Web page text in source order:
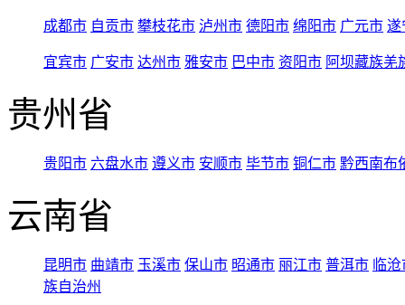
成都市 自贡市 攀枝花市 泸州市 德阳市 绵阳市 广元市 遂
宜宾市 广安市 达州市 雅安市 巴中市 资阳市 阿坝藏族羌
贵州省
贵阳市 六盘水市 遵义市 安顺市 毕节市 铜仁市 黔西南布
云南省
昆明市 曲靖市 玉溪市 保山市 昭通市 丽江市 普洱市 临
族自治州